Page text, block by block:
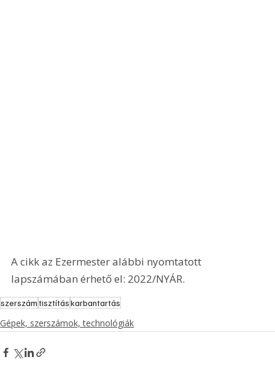
A cikk az Ezermester alábbi nyomtatott
lapszámában érhető el: 2022/NYÁR.
szerszámtisztításkarbantartás
Gépek, szerszámok, technológiák